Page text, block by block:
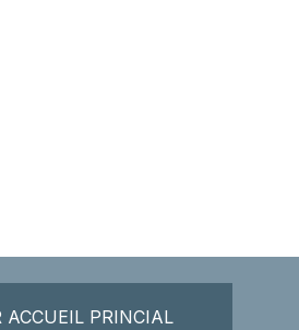
ACCUEIL PRINCIAL